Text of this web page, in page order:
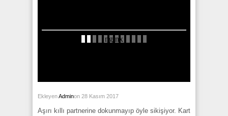
EkleyenAdminon 28 Kasım 2017
Aşırı kıllı partnerine dokunmayıp öyle sikişiyor. Kart